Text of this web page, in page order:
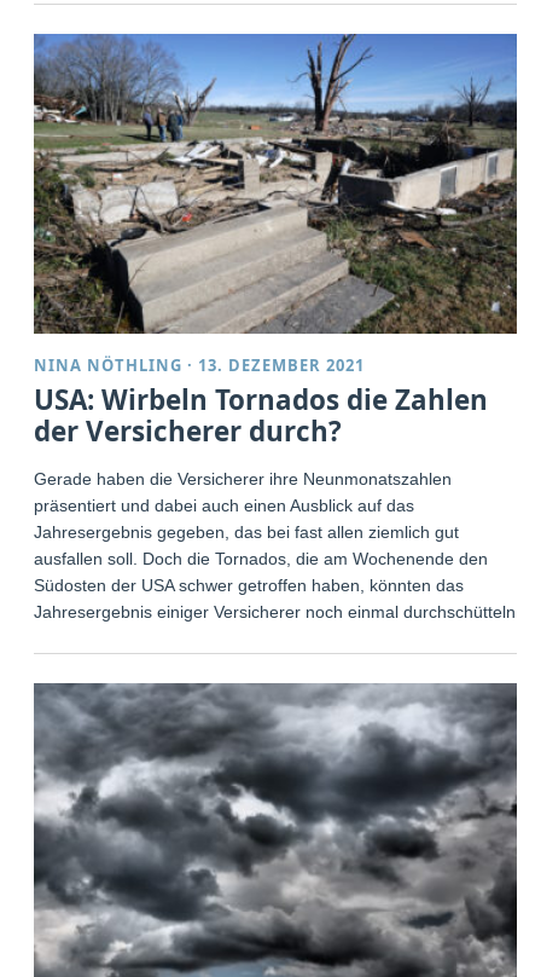
NINA NÖTHLING · 13. DEZEMBER 2021
USA: Wirbeln Tornados die Zahlen
der Versicherer durch?
Gerade haben die Versicherer ihre Neunmonatszahlen
präsentiert und dabei auch einen Ausblick auf das
Jahresergebnis gegeben, das bei fast allen ziemlich gut
ausfallen soll. Doch die Tornados, die am Wochenende den
Südosten der USA schwer getroffen haben, könnten das
Jahresergebnis einiger Versicherer noch einmal durchschütteln.